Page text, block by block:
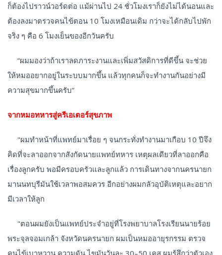
ก็ต้องไปราวน์วอร์ดต่อ แม้ผ่านไป 24 ชั่วโมงเราก็ยังไม่ได้นอนและ
ต้องลงมาตรวจคนไข้ตอน 10 โมงเหมือนเดิม กว่าจะได้กลับไปพัก
จริง ๆ คือ 6 โมงเย็นของอีกวันครับ
“ผมมองว่าถ้าเราลดภาระงานและเพิ่มสวัสดิการที่ดีขึ้น จะช่วย
ให้หมออยากอยู่ในระบบมากขึ้น แล้วทุกคนก็จะทำงานกันอย่างมี
ความสุขมากขึ้นครับ”
จากหมอทหารสู่ครีเอเตอร์สุขภาพ
"ผมทำหน้าที่แพทย์มาเรื่อย ๆ จนกระทั่งทำงานมาเกือบ 10 ปีจึง
คิดที่จะลาออกจากสังกัดนายแพทย์ทหาร เหตุผลเดียวที่ลาออกคือ
เรื่องลูกครับ พอมีครอบครัวและลูกแล้ว การเดินทางจากนครนายก
มานนทบุรีมันใช้เวลาพอสมควร อีกอย่างผมกลัวอุบัติเหตุและอยาก
มีเวลาให้ลูก
"ตอนผมยังเป็นแพทย์ประจำอยู่ที่โรงพยาบาลโรงเรียนนายร้อย
พระจุลจอมเกล้า จังหวัดนครนายก ผมเป็นหมออายุรกรรม ตรวจ
คนไข้เบาหวาน ความดัน ไขมันวันละ 30–50 เคส ผมรู้สึกว่าตัวเอง